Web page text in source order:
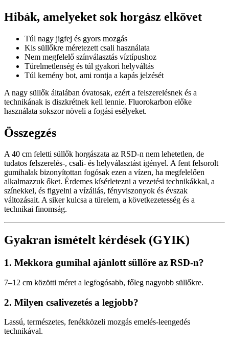
Hibák, amelyeket sok horgász elkövet
Túl nagy jigfej és gyors mozgás
Kis süllőkre méretezett csali használata
Nem megfelelő színválasztás víztípushoz
Türelmetlenség és túl gyakori helyváltás
Túl kemény bot, ami rontja a kapás jelzését
A nagy süllők általában óvatosak, ezért a felszerelésnek és a
technikának is diszkrétnek kell lennie. Fluorokarbon előke
használata sokszor növeli a fogási esélyeket.
Összegzés
A 40 cm feletti süllők horgászata az RSD-n nem lehetetlen, de
tudatos felszerelés-, csali- és helyválasztást igényel. A fent felsorolt
gumihalak bizonyítottan fogósak ezen a vízen, ha megfelelően
alkalmazzuk őket. Érdemes kísérletezni a vezetési technikákkal, a
színekkel, és figyelni a vízállás, fényviszonyok és évszak
változásait. A siker kulcsa a türelem, a következetesség és a
technikai finomság.
Gyakran ismételt kérdések (GYIK)
1. Mekkora gumihal ajánlott süllőre az RSD-n?
7–12 cm közötti méret a legfogósabb, főleg nagyobb süllőkre.
2. Milyen csalivezetés a legjobb?
Lassú, természetes, fenékközeli mozgás emelés-leengedés
technikával.